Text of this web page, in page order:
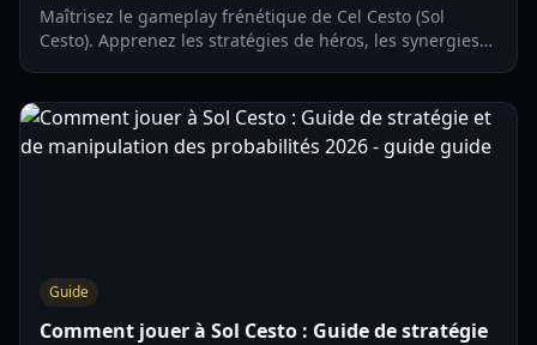
Maîtrisez le gameplay frénétique de Cel Cesto (Sol
Cesto). Apprenez les stratégies de héros, les synergies
Guide
Comment jouer à Sol Cesto : Guide de stratégie